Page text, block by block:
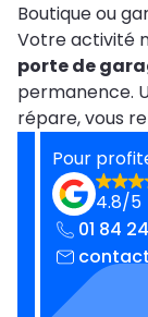
Boutique ou
Votre activité
porte de
permanence.
répare, vous
Pour
4.8/5
01 84